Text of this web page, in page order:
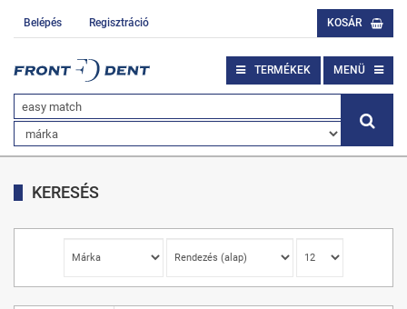
Belépés Regisztráció KOSÁR
TERMÉKEK MENÜ
KERESÉS